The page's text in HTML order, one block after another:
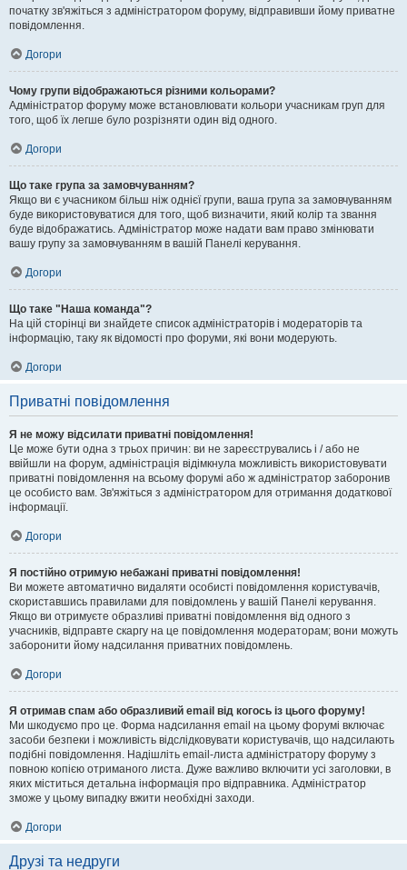
початку зв'яжіться з адміністратором форуму, відправивши йому приватне
повідомлення.
Догори
Чому групи відображаються різними кольорами?
Адміністратор форуму може встановлювати кольори учасникам груп для
того, щоб їх легше було розрізняти один від одного.
Догори
Що таке група за замовчуванням?
Якщо ви є учасником більш ніж однієї групи, ваша група за замовчуванням
буде використовуватися для того, щоб визначити, який колір та звання
буде відображатись. Адміністратор може надати вам право змінювати
вашу групу за замовчуванням в вашій Панелі керування.
Догори
Що таке "Наша команда"?
На цій сторінці ви знайдете список адміністраторів і модераторів та
інформацію, таку як відомості про форуми, які вони модерують.
Догори
Приватні повідомлення
Я не можу відсилати приватні повідомлення!
Це може бути одна з трьох причин: ви не зареєструвались і / або не
ввійшли на форум, адміністрація відімкнула можливість використовувати
приватні повідомлення на всьому форумі або ж адміністратор заборонив
це особисто вам. Зв'яжіться з адміністратором для отримання додаткової
інформації.
Догори
Я постійно отримую небажані приватні повідомлення!
Ви можете автоматично видаляти особисті повідомлення користувачів,
скориставшись правилами для повідомлень у вашій Панелі керування.
Якщо ви отримуєте образливі приватні повідомлення від одного з
учасників, відправте скаргу на це повідомлення модераторам; вони можуть
заборонити йому надсилання приватних повідомлень.
Догори
Я отримав спам або образливий email від когось із цього форуму!
Ми шкодуємо про це. Форма надсилання email на цьому форумі включає
засоби безпеки і можливість відслідковувати користувачів, що надсилають
подібні повідомлення. Надішліть email-листа адміністратору форуму з
повною копією отриманого листа. Дуже важливо включити усі заголовки, в
яких міститься детальна інформація про відправника. Адміністратор
зможе у цьому випадку вжити необхідні заходи.
Догори
Друзі та недруги